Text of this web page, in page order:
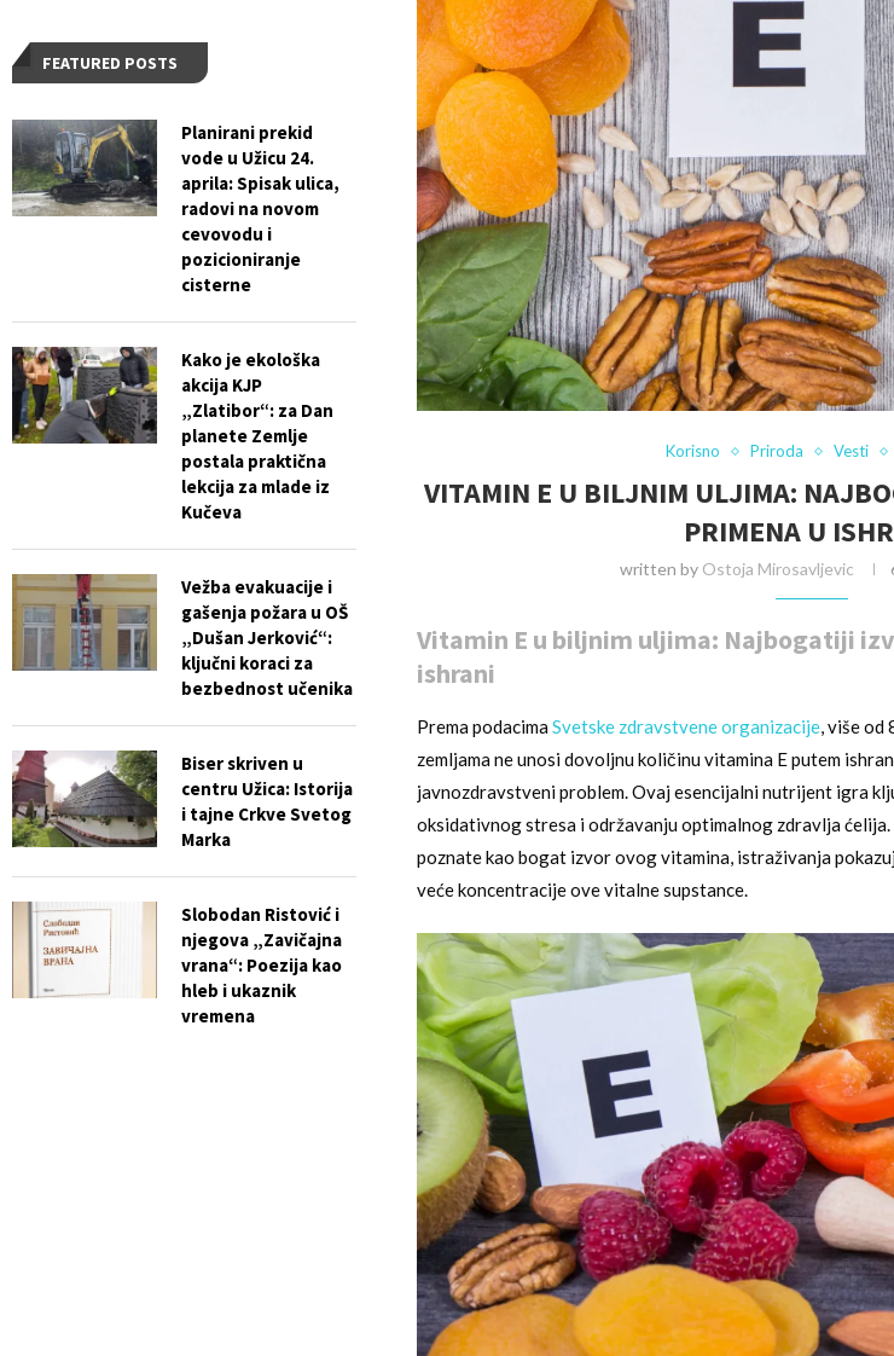
Korisno Priroda Vesti
VITAMIN E U BILJNIM ULJIMA:
PRIMENA U
written by Ostoja Mirosavljevic
Vitamin E u biljnim uljima: Najbogatiji
ishrani
Prema podacimaSvetske zdravstvene organizacije, više od
zemljama ne unosi dovoljnu količinu vitamina E putem
javnozdravstveni problem. Ovaj esencijalni nutrijent igra
oksidativnog stresa i održavanju optimalnog zdravlja ćelija.
poznate kao bogat izvor ovog vitamina, istraživanja
veće koncentracije ove vitalne supstance.
FEATURED POSTS
Planirani prekid
vode u Užicu 24.
aprila: Spisak ulica,
radovi na novom
cevovodu i
pozicioniranje
cisterne
Kako je ekološka
akcija KJP
„Zlatibor“: za Dan
planete Zemlje
postala praktična
lekcija za mlade iz
Kučeva
Vežba evakuacije i
gašenja požara u OŠ
„Dušan Jerković“:
ključni koraci za
bezbednost učenika
Biser skriven u
centru Užica: Istorija
i tajne Crkve Svetog
Marka
Slobodan Ristović i
njegova „Zavičajna
vrana“: Poezija kao
hleb i ukaznik
vremena